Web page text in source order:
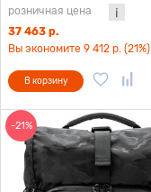
розничная цена
37 463 р.
Вы экономите 9 412 р. (21%)
В корзину
-21%